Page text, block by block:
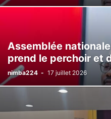
Assemblée
prend le perchoir et
nimba224 - 17 juillet 2026